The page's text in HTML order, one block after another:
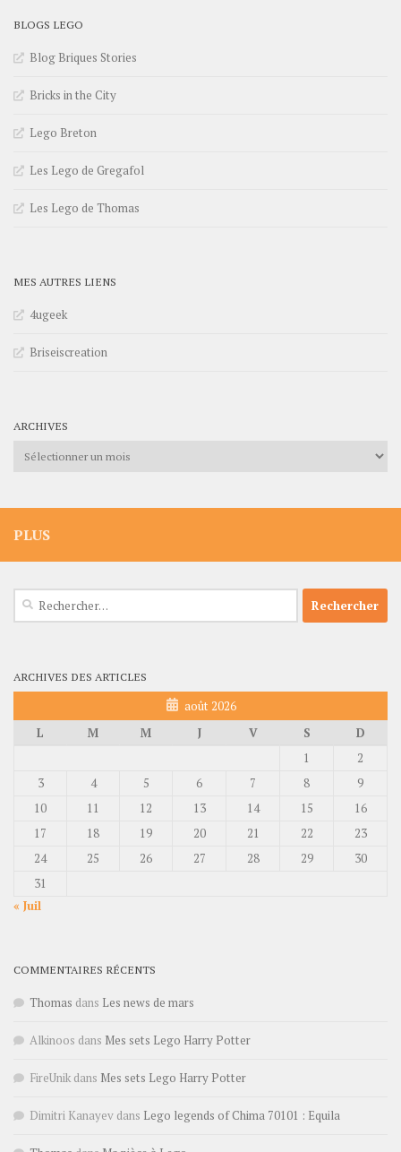
BLOGS LEGO
Blog Briques Stories
Bricks in the City
Lego Breton
Les Lego de Gregafol
Les Lego de Thomas
MES AUTRES LIENS
4ugeek
Briseiscreation
ARCHIVES
Archives
PLUS
Rechercher :
ARCHIVES DES ARTICLES
août 2026
L
M M J V S
D
1
2
3
4 5 6 7 8
9
10
11 12 13 14 15
16
17
18 19 20 21 22
23
24
25 26 27 28 29
30
31
« Juil
COMMENTAIRES RÉCENTS
Thomas dans Les news de mars
Alkinoos dans Mes sets Lego Harry Potter
FireUnik dans Mes sets Lego Harry Potter
Dimitri Kanayev dans Lego legends of Chima 70101 : Equila